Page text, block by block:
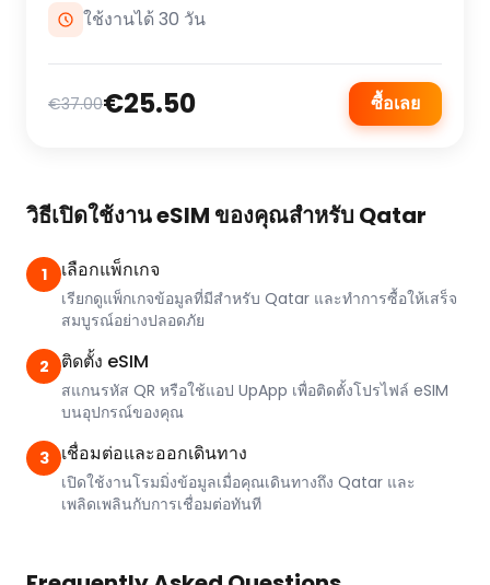
ใช้งานได้ 30 วัน
€37.00€25.50 ซื้อเลย
วิธีเปิดใช้งาน eSIM ของคุณสำหรับ Qatar
1 เลือกแพ็กเกจ
เรียกดูแพ็กเกจข้อมูลที่มีสำหรับ Qatar และทำการซื้อให้เสร็จ
สมบูรณ์อย่างปลอดภัย
2 ติดตั้ง eSIM
สแกนรหัส QR หรือใช้แอป UpApp เพื่อติดตั้งโปรไฟล์ eSIM
บนอุปกรณ์ของคุณ
3 เชื่อมต่อและออกเดินทาง
เปิดใช้งานโรมมิ่งข้อมูลเมื่อคุณเดินทางถึง Qatar และ
เพลิดเพลินกับการเชื่อมต่อทันที